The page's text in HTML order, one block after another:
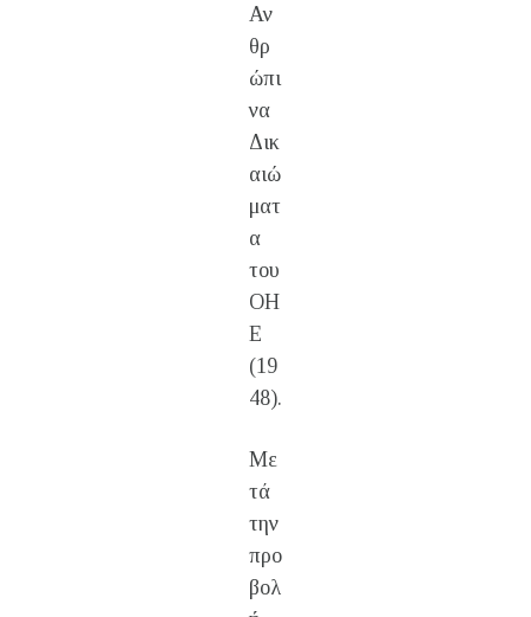
Αν
θρ
ώπι
να
Δικ
αιώ
ματ
α
του
ΟΗ
Ε
(19
48).
Με
τά
την
προ
βολ